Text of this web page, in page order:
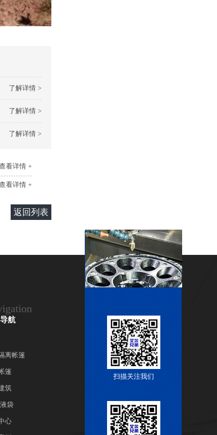
了解详情 >
了解详情 >
了解详情 >
看详情 +
看详情 +
返回列表
航
离帐篷
篷
筑
袋
心
扫描关注我们